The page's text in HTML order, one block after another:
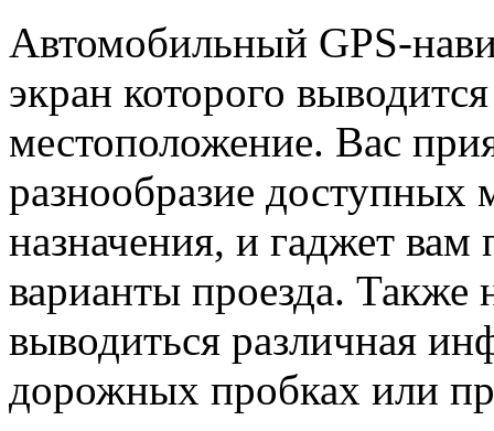
Автомобильный GPS-
экран которого
местоположение. Вас
разнообразие доступных
назначения, и гаджет
варианты проезда.
выводиться различная
дорожных пробках или